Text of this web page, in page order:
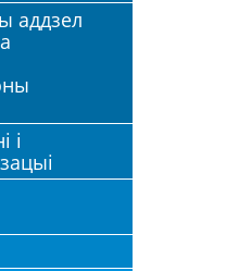
аддзел
і